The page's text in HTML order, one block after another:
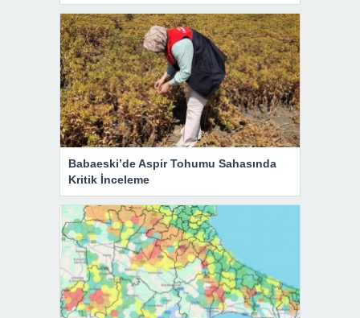
Babaeski’de Aspir Tohumu Sahasında
Kritik İnceleme